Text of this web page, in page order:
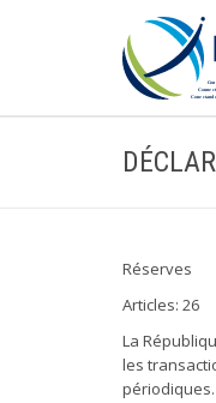
Réserves
Articles: 26
La
les
périodiques.